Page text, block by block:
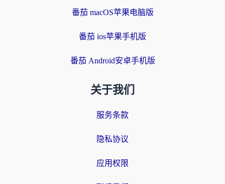
番茄 macOS苹果电脑版
番茄 ios苹果手机版
番茄 Android安卓手机版
关于我们
服务条款
隐私协议
应用权限